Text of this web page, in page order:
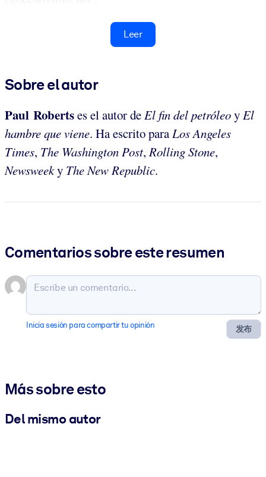
Leer
Sobre el autor
Paul Robertses el autor deEl fin del petróleoyEl
hambre que viene. Ha escrito paraLos Angeles
Times, The Washington Post,Rolling Stone,
Newsweeky The New Republic.
Comentarios sobre este resumen
发布
Inicia sesión para compartir tu opinión
Más sobre esto
Del mismo autor